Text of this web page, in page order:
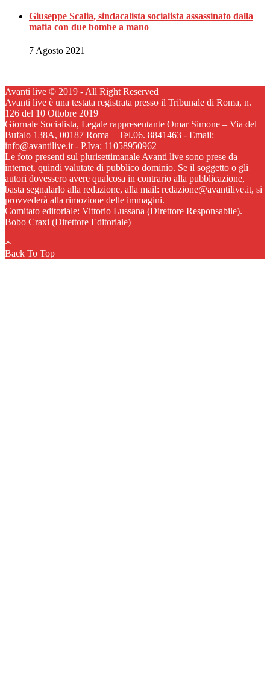
Giuseppe Scalia, sindacalista socialista assassinato dalla
mafia con due bombe a mano
7 Agosto 2021
Avanti live © 2019 - All Right Reserved
Avanti live è una testata registrata presso il Tribunale di Roma, n.
126 del 10 Ottobre 2019
Giornale Socialista, Legale rappresentante Omar Simone – Via del
Bufalo 138A, 00187 Roma – Tel.06. 8841463 - Email:
info@avantilive.it - P.Iva: 11058950962
Le foto presenti sul plurisettimanale Avanti live sono prese da
internet, quindi valutate di pubblico dominio. Se il soggetto o gli
autori dovessero avere qualcosa in contrario alla pubblicazione,
basta segnalarlo alla redazione, alla mail: redazione@avantilive.it, si
provvederà alla rimozione delle immagini.
Comitato editoriale: Vittorio Lussana (Direttore Responsabile).
Bobo Craxi (Direttore Editoriale)
Back To Top